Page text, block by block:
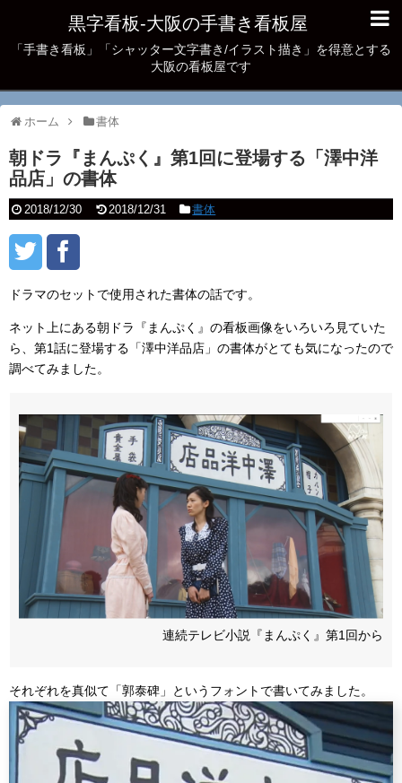
黒字看板‐大阪の手書き看板屋
「手書き看板」「シャッター文字書き/イラスト描き」を得意とする
大阪の看板屋です
ホーム 書体
朝ドラ『まんぷく』第1回に登場する「澤中洋
品店」の書体
2018/12/30 2018/12/31 書体
ドラマのセットで使用された書体の話です。
ネット上にある朝ドラ『まんぷく』の看板画像をいろいろ見ていた
ら、第1話に登場する「澤中洋品店」の書体がとても気になったので
調べてみました。
連続テレビ小説『まんぷく』第1回から
それぞれを真似て「郭泰碑」というフォントで書いてみました。